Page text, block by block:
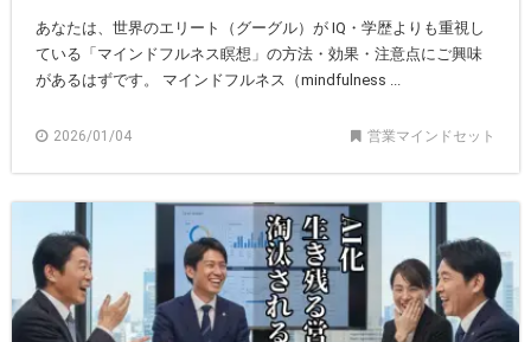
あなたは、世界のエリート（グーグル）が IQ・学歴よりも重視し
ている「マインドフルネス瞑想」の方法・効果・注意点にご興味
があるはずです。 マインドフルネス（mindfulness ...
2026/01/04 営業マインドセット